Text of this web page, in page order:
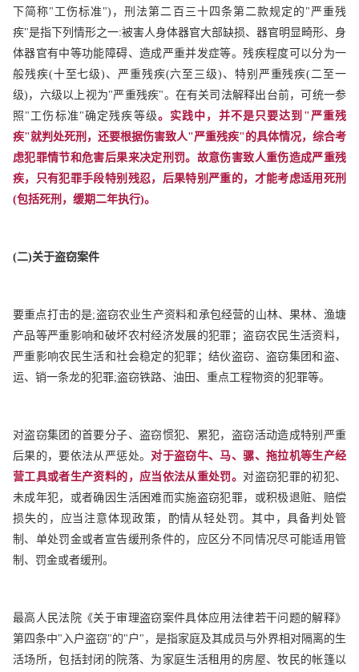
下简称"工伤标准")，刑法第二百三十四条第二款规定的"严重残
疾"是指下列情形之一:被害人身体器官大部缺损、器官明显畸形、身
体器官有中等功能障碍、造成严重并发症等。残疾程度可以分为一
般残疾(十至七级)、严重残疾(六至三级)、特别严重残疾(二至一
级)，六级以上视为"严重残疾"。在有关司法解释出台前，可统一参
照"工伤标准"确定残疾等级。实践中，并不是只要达到"严重残
疾"就判处死刑，还要根据伤害致人"严重残疾"的具体情况，综合考
虑犯罪情节和危害后果来决定刑罚。故意伤害致人重伤造成严重残
疾，只有犯罪手段特别残忍，后果特别严重的，才能考虑适用死刑
(包括死刑，缓期二年执行)。
(二)关于盗窃案件
要重点打击的是;盗窃农业生产资料和承包经营的山林、果林、渔塘
产品等严重影响和破坏农村经济发展的犯罪；盗窃农民生活资料，
严重影响农民生活和社会稳定的犯罪；结伙盗窃、盗窃集团和盗、
运、销一条龙的犯罪;盗窃铁路、油田、重点工程物资的犯罪等。
对盗窃集团的首要分子、盗窃惯犯、累犯，盗窃活动造成特别严重
后果的，要依法从严惩处。 对于盗窃牛、马、骡、拖拉机等生产经
营工具或者生产资料的，应当依法从重处罚。 对盗窃犯罪的初犯、
未成年犯，或者确因生活困难而实施盗窃犯罪，或积极退赃、赔偿
损失的，应当注意体现政策，酌情从轻处罚。其中，具备判处管
制、单处罚金或者宣告缓刑条件的，应区分不同情况尽可能适用管
制、罚金或者缓刑。
最高人民法院《关于审理盗窃案件具体应用法律若干问题的解释》
第四条中"入户盗窃"的"户"，是指家庭及其成员与外界相对隔离的生
活场所，包括封闭的院落、为家庭生活租用的房屋、牧民的帐篷以